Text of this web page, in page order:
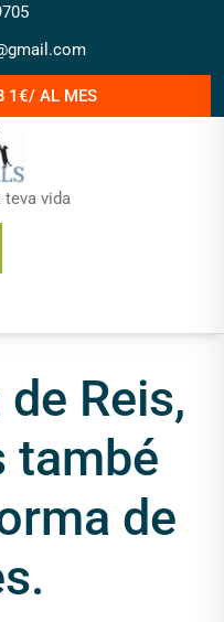
1€/ AL MES
teva vida
Reis,
també
de